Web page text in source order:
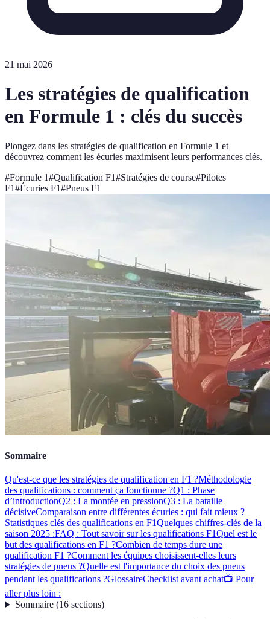
21 mai 2026
Les stratégies de qualification
en Formule 1 : clés du succès
Plongez dans les stratégies de qualification en Formule 1 et
découvrez comment les écuries maximisent leurs performances clés.
#Formule 1#Qualification F1#Stratégies de course#Pilotes
F1#Écuries F1#Pneus F1
Sommaire
Qu'est-ce que les stratégies de qualification en F1 ?Méthodologie
des qualifications : comment ça fonctionne ?Q1 : Phase
d’introductionQ2 : La montée en pressionQ3 : La bataille
décisiveComparaison entre différentes écuries : qui fait mieux ?
Statistiques clés des qualifications en F1Quelques chiffres-clés de la
saison 2025 :FAQ : Tout savoir sur les qualifications F1Quel est le
but des qualifications en F1 ?Combien de temps dure une
qualification F1 ?Comment les équipes choisissent-elles leurs
stratégies de pneus ?Quelle est l'importance du choix des pneus
pendant les qualifications ?GlossaireChecklist avant achat📺 Pour
aller plus loin :
Sommaire(16 sections)